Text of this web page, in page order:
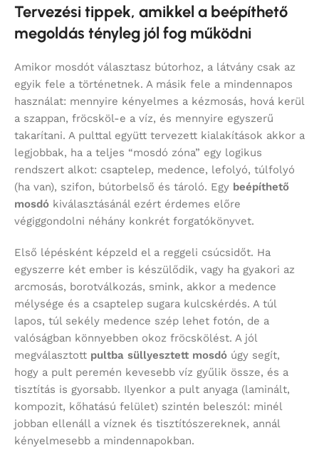
Tervezési tippek, amikkel a beépíthető
megoldás tényleg jól fog működni
Amikor mosdót választasz bútorhoz, a látvány csak az
egyik fele a történetnek. A másik fele a mindennapos
használat: mennyire kényelmes a kézmosás, hová kerül
a szappan, fröcsköl-e a víz, és mennyire egyszerű
takarítani. A pulttal együtt tervezett kialakítások akkor a
legjobbak, ha a teljes “mosdó zóna” egy logikus
rendszert alkot: csaptelep, medence, lefolyó, túlfolyó
(ha van), szifon, bútorbelső és tároló. Egy beépíthető
mosdó kiválasztásánál ezért érdemes előre
végiggondolni néhány konkrét forgatókönyvet.
Első lépésként képzeld el a reggeli csúcsidőt. Ha
egyszerre két ember is készülődik, vagy ha gyakori az
arcmosás, borotválkozás, smink, akkor a medence
mélysége és a csaptelep sugara kulcskérdés. A túl
lapos, túl sekély medence szép lehet fotón, de a
valóságban könnyebben okoz fröcskölést. A jól
megválasztott pultba süllyesztett mosdó úgy segít,
hogy a pult peremén kevesebb víz gyűlik össze, és a
tisztítás is gyorsabb. Ilyenkor a pult anyaga (laminált,
kompozit, kőhatású felület) szintén beleszól: minél
jobban ellenáll a víznek és tisztítószereknek, annál
kényelmesebb a mindennapokban.